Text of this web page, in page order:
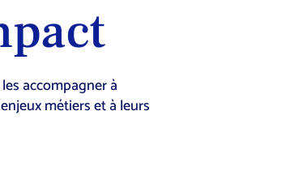
accompagner à
métiers et à leurs